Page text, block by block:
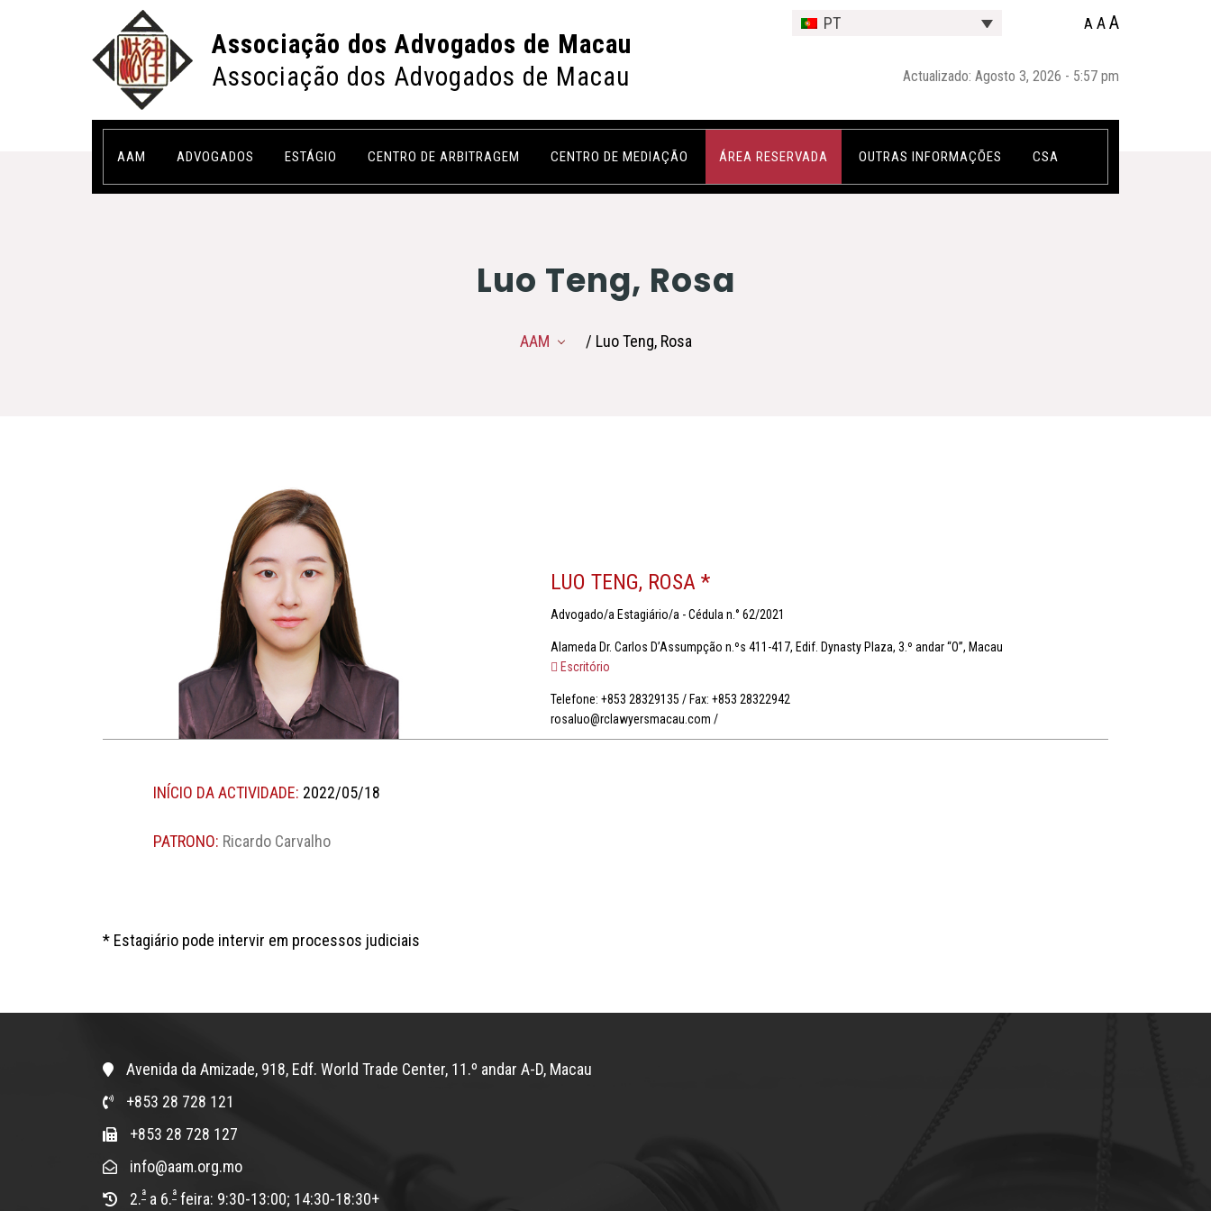
Associação dos Advogados de Macau
Associação dos Advogados de Macau
PT A AA
Actualizado: Agosto 3, 2026 - 5:57 pm
AAM ADVOGADOS ESTÁGIO CENTRO DE ARBITRAGEM CENTRO DE MEDIAÇÃO ÁREA RESERVADA OUTRAS INFORMAÇÕES CSA
Luo Teng, Rosa
AAM / Luo Teng, Rosa
LUO TENG, ROSA *
Advogado/a Estagiário/a - Cédula n.° 62/2021
Alameda Dr. Carlos D’Assumpção n.ºs 411-417, Edif. Dynasty Plaza, 3.º andar “O”, Macau
Escritório
Telefone: +853 28329135 / Fax: +853 28322942
rosaluo@rclawyersmacau.com /
INÍCIO DA ACTIVIDADE: 2022/05/18
PATRONO: Ricardo Carvalho
* Estagiário pode intervir em processos judiciais
Avenida da Amizade, 918, Edf. World Trade Center, 11.º andar A-D, Macau
+853 28 728 121
+853 28 728 127
info@aam.org.mo
2.ª a 6.ª feira: 9:30-13:00; 14:30-18:30+